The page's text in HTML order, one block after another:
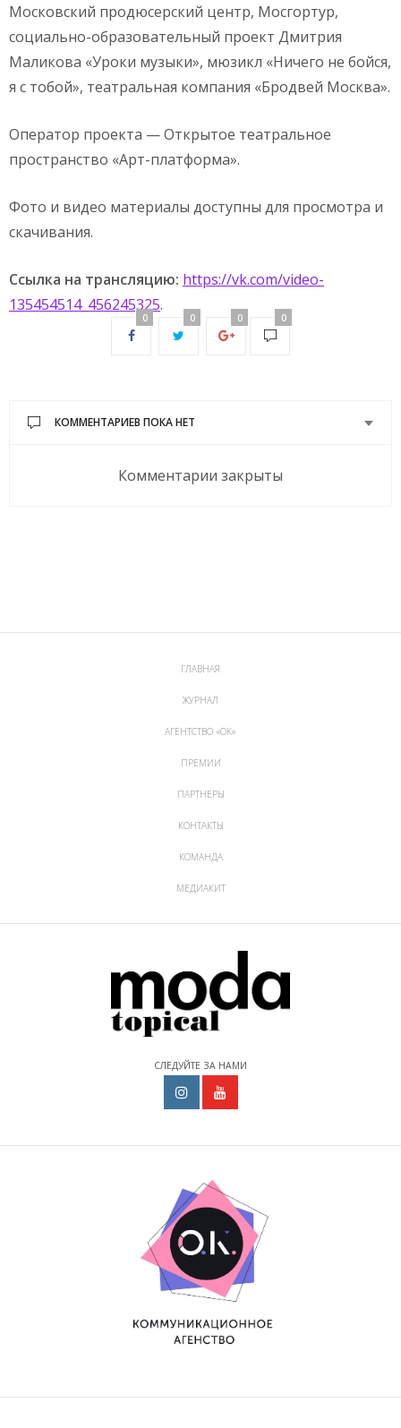
Московский продюсерский центр, Мосгортур,
социально-образовательный проект Дмитрия
Маликова «Уроки музыки», мюзикл «Ничего не бойся,
я с тобой», театральная компания «Бродвей Москва».
Оператор проекта — Открытое театральное
пространство «Арт-платформа».
Фото и видео материалы доступны для просмотра и
скачивания.
Ссылка на трансляцию: https://vk.com/video-
135454514_456245325.
0 0 0 0
КОММЕНТАРИЕВ ПОКА НЕТ
Комментарии закрыты
ГЛАВНАЯ
ЖУРНАЛ
АГЕНТСТВО «ОК»
ПРЕМИИ
ПАРТНЕРЫ
КОНТАКТЫ
КОМАНДА
МЕДИАКИТ
СЛЕДУЙТЕ ЗА НАМИ